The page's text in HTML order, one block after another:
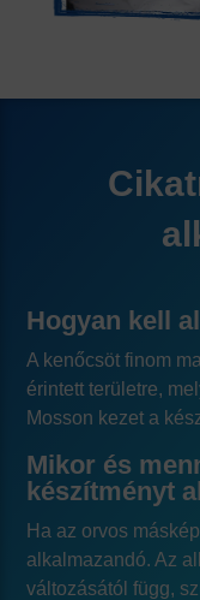
Hogyan kell
A kenőcsöt finom
érintett területre,
Mosson kezet a
Mikor és
készítményt
Ha az orvos
alkalmazandó. Az
változásától függ,